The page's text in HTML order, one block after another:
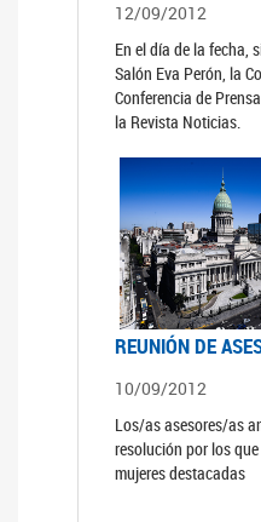
12/09/2012
En el día de la fecha,
Salón Eva Perón, la
Conferencia de
la Revista Noticias.
REUNIÓN DE
10/09/2012
Los/as asesores/as
resolución por los
mujeres destacadas